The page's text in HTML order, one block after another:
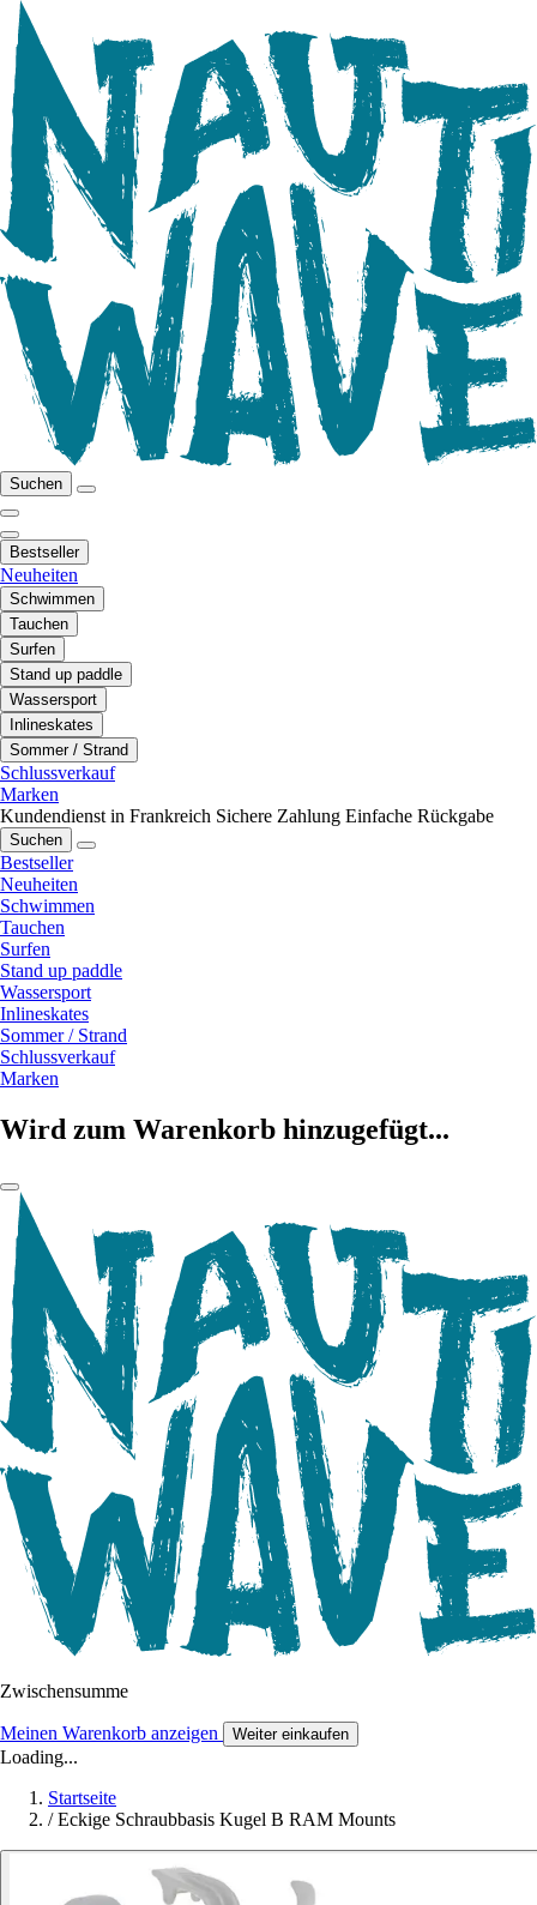
Suchen
Bestseller
Neuheiten
Schwimmen
Tauchen
Surfen
Stand up paddle
Wassersport
Inlineskates
Sommer / Strand
Schlussverkauf
Marken
Kundendienst in Frankreich Sichere Zahlung Einfache Rückgabe
Suchen
Bestseller
Neuheiten
Schwimmen
Tauchen
Surfen
Stand up paddle
Wassersport
Inlineskates
Sommer / Strand
Schlussverkauf
Marken
Wird zum Warenkorb hinzugefügt...
Zwischensumme
Meinen Warenkorb anzeigen Weiter einkaufen
Loading...
Startseite
/ Eckige Schraubbasis Kugel B RAM Mounts